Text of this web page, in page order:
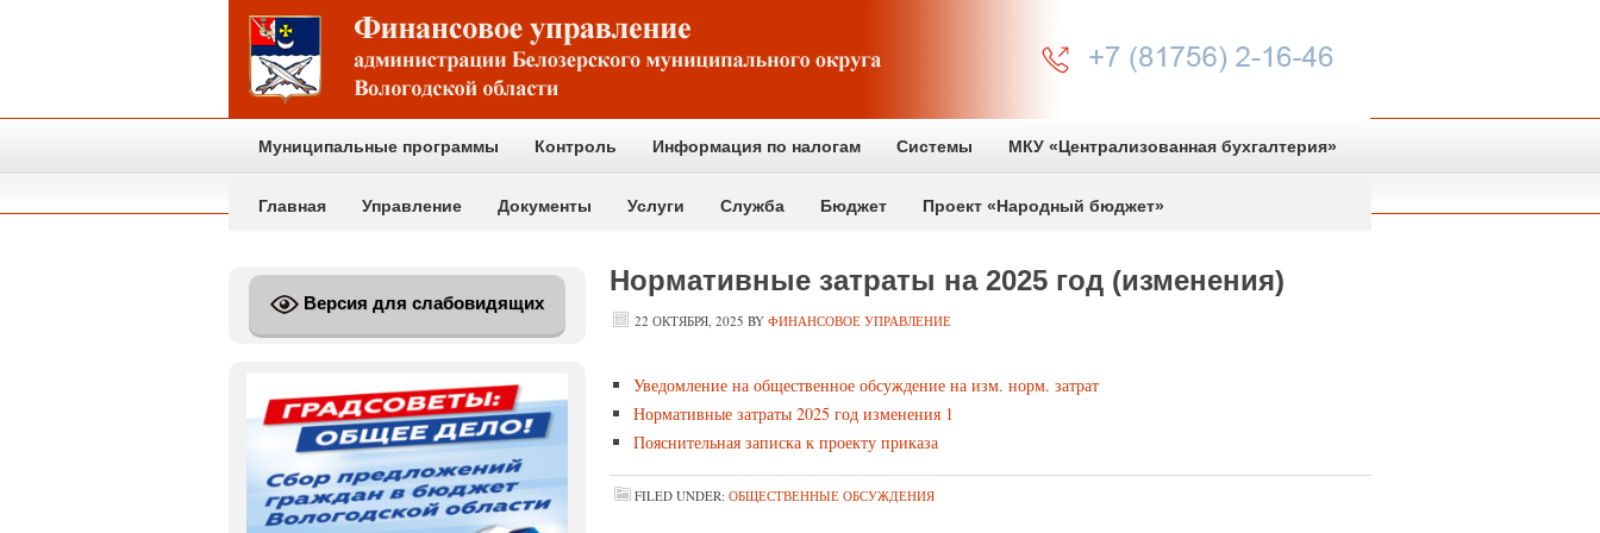
Муниципальные программы Контроль Информация по налогам Системы МКУ «Централизованная бухгалтерия»
Главная Управление Документы Услуги Служба Бюджет Проект «Народный бюджет»
Нормативные затраты на 2025 год (изменения)
22 ОКТЯБРЯ, 2025 BY ФИНАНСОВОЕ УПРАВЛЕНИЕ
Уведомление на общественное обсуждение на изм. норм. затрат
Нормативные затраты 2025 год изменения 1
Пояснительная записка к проекту приказа
FILED UNDER: ОБЩЕСТВЕННЫЕ ОБСУЖДЕНИЯ
Версия для слабовидящих